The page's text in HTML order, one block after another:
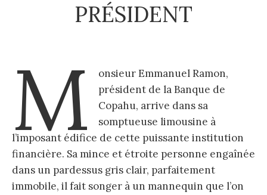
PRÉSIDENT
M
onsieur Emmanuel Ramon,
président de la Banque de
Copahu, arrive dans sa
somptueuse limousine à
l’imposant édifice de cette puissante institution
financière. Sa mince et étroite personne engaînée
dans un pardessus gris clair, parfaitement
immobile, il fait songer à un mannequin que l’on